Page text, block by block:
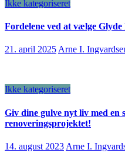
Ikke kategoriseret
Fordelene ved at vælge
21. april 2025Arne I.
Ikke kategoriseret
Giv dine gulve nyt liv med en
renoveringsprojektet!
14. august 2023 Arne I.